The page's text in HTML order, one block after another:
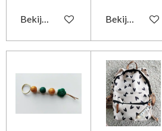
Bekijk details Bekijk details